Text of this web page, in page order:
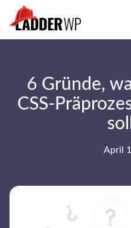
header
6 Gründe,
CSS-
April